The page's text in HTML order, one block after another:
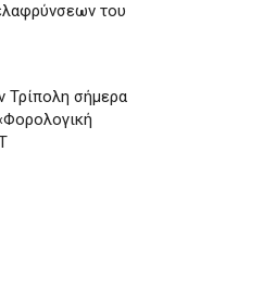
του
Τρίπολη σήμερα